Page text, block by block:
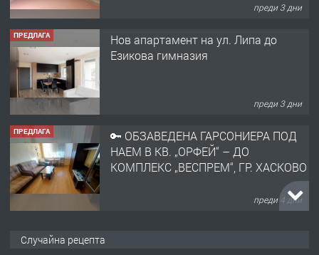
преди 3 дни
ПРЕДЛАГА
Нов апартамент на ул. Липа до
Езикова гимназия
преди 3 дни
ПРЕДЛАГА
🔑 ОБЗАВЕДЕНА ГАРСОНИЕРА ПОД
НАЕМ В КВ. „ОРФЕЙ“ – ДО
КОМПЛЕКС „ВЕСПРЕМ“, ГР. ХАСКОВО
преди 4 дни
Случайна рецепта